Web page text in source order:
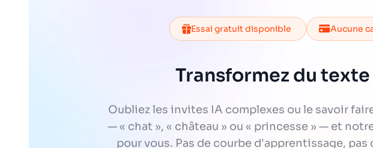
Essai gratuit disponible Aucune
Transformez du
Oubliez les invites IA complexes ou le savoir
— « chat », « château » ou « princesse » — et
pour vous. Pas de courbe d'apprentissage,